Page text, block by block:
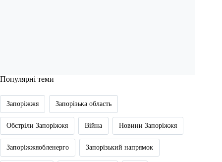
Популярні теми
Запоріжжя Запорізька область
Обстріли Запоріжжя Війна Новини Запоріжжя
Запоріжжяобленерго Запорізький напрямок